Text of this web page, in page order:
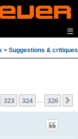
☰
> Suggestions & critiques
323 324 … 326